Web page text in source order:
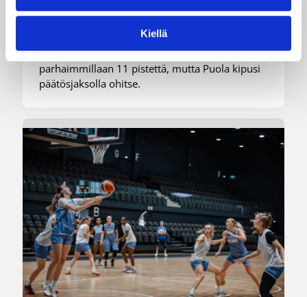
Kiellä
Susiladies aloitti Liettuan Klaipedassa pelattavan
loppulukemin 84-79 (39-44). Suomi nakutteli
mukavat 15 kolmosta sisään ja johti ottelua
parhaimmillaan 11 pistettä, mutta Puola kipusi
päätösjaksolla ohitse.